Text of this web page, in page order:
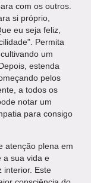
com os outros.
si próprio,
eu seja feliz,
Permita
um
estenda
pelos
a todos os
notar um
para consigo
atenção plena em
a sua vida e
interior. Este